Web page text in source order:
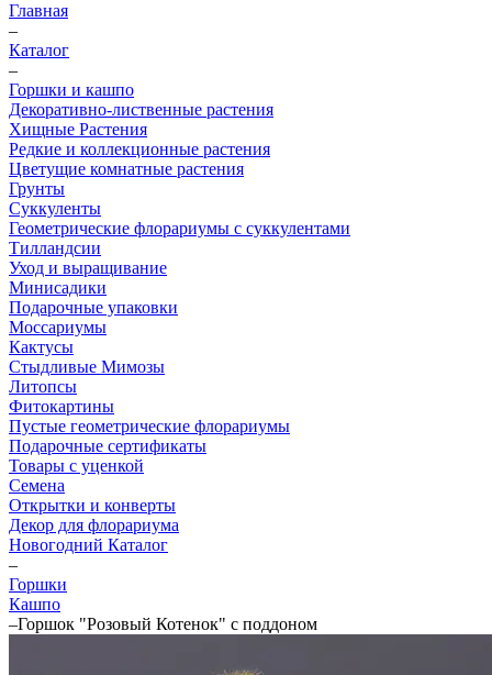
Главная
–
Каталог
–
Горшки и кашпо
Декоративно-лиственные растения
Хищные Растения
Редкие и коллекционные растения
Цветущие комнатные растения
Грунты
Суккуленты
Геометрические флорариумы с суккулентами
Тилландсии
Уход и выращивание
Минисадики
Подарочные упаковки
Моссариумы
Кактусы
Стыдливые Мимозы
Литопсы
Фитокартины
Пустые геометрические флорариумы
Подарочные сертификаты
Товары с уценкой
Семена
Открытки и конверты
Декор для флорариума
Новогодний Каталог
–
Горшки
Кашпо
–Горшок "Розовый Котенок" с поддоном